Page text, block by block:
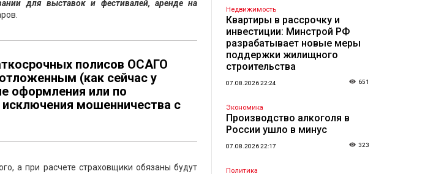
для выставок и фестивалей, аренде на
полисов ОСАГО
(как сейчас у
оформления или по
мошенничества с
а при расчете страховщики обязаны будут
Недвижимость
Квартиры в рассрочку и
инвестиции: Минстрой РФ
разрабатывает новые меры
поддержки жилищного
строительства
07.08.2026 22:24 651
Экономика
Производство алкоголя в
России ушло в минус
07.08.2026 22:17 323
Политика